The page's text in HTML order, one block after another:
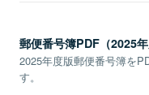
郵便番号簿PDF（2025年
2025年度版郵便番号簿を
す。